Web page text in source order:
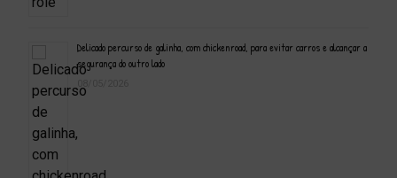
Delicado percurso de galinha, com chickenroad, para evitar carros e alcançar a
segurança do outro lado